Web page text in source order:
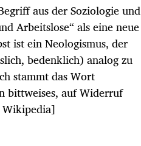
aus der Soziologie und
Arbeitslose“ als eine neue
ist ein Neologismus, der
bedenklich) analog zu
stammt das Wort
bittweises, auf Widerruf
Wikipedia]